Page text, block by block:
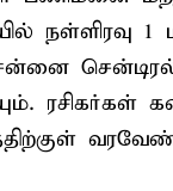
நள்ளிரவு 1
ரசிகர்கள்